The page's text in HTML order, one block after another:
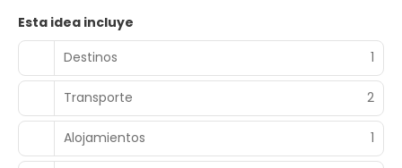
Esta idea incluye
Destinos
1
Transporte 2
Alojamientos 1